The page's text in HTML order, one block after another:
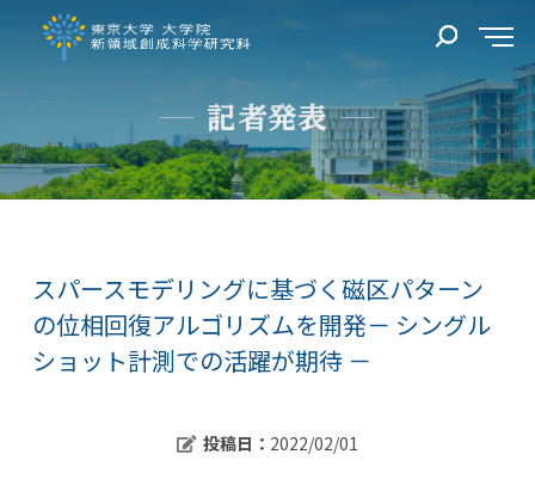
記者発表
スパースモデリングに基づく磁区パターン
の位相回復アルゴリズムを開発－ シングル
ショット計測での活躍が期待 －
投稿日： 2022/02/01